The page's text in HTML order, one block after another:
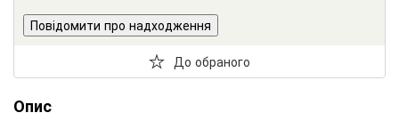
Повідомити про надходження
До обраного
Опис